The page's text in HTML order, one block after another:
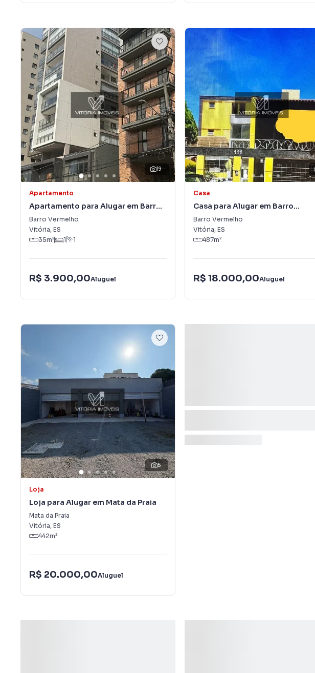
19
Apartamento
Apartamento para Alugar em Barro
Vermelho
Barro Vermelho
Vitória, ES
35m² 1 1
R$ 3.900,00Aluguel
Casa
Casa para Alugar em Barro
Vermelho
Barro Vermelho
Vitória, ES
487m²
R$ 18.000,00Aluguel
5
Loja
Loja para Alugar em Mata da Praia
Mata da Praia
Vitória, ES
442m²
R$ 20.000,00Aluguel